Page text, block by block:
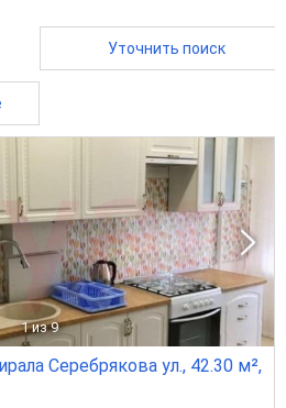
Уточнить поиск
1 из 9
Серебрякова ул., 42.30 м²,